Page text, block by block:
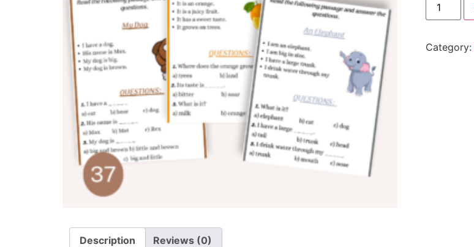
Category:
Description Reviews (0)